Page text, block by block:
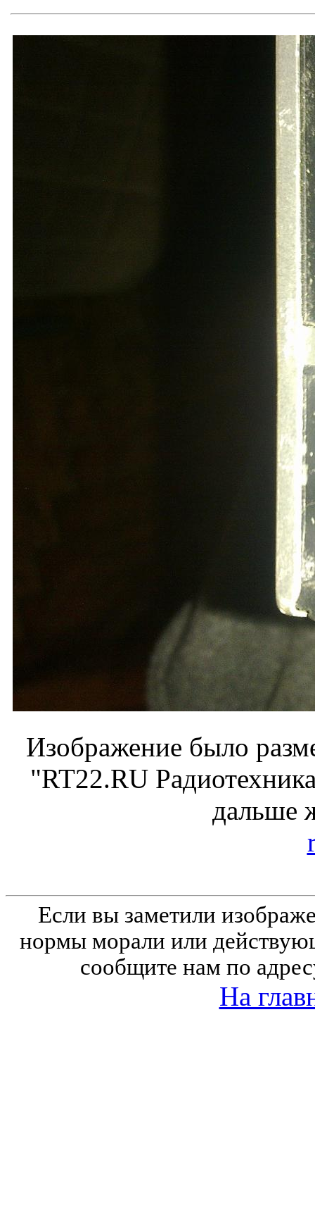
Изображение было
"RT22.RU
дальше
Если вы заметили
нормы морали или
сообщите нам по
На